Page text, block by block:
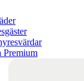
Premium